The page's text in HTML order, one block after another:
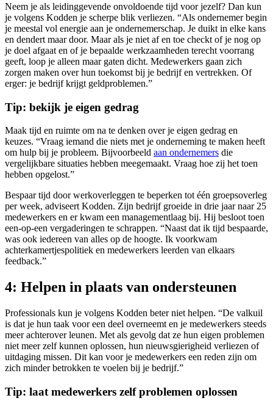
Neem je als leidinggevende onvoldoende tijd voor jezelf? Dan kun
je volgens Kodden je scherpe blik verliezen. “Als ondernemer begin
je meestal vol energie aan je ondernemerschap. Je duikt in elke kans
en dendert maar door. Maar als je niet af en toe checkt of je nog op
je doel afgaat en of je bepaalde werkzaamheden terecht voorrang
geeft, loop je alleen maar gaten dicht. Medewerkers gaan zich
zorgen maken over hun toekomst bij je bedrijf en vertrekken. Of
erger: je bedrijf krijgt geldproblemen.”
Tip: bekijk je eigen gedrag
Maak tijd en ruimte om na te denken over je eigen gedrag en
keuzes. “Vraag iemand die niets met je onderneming te maken heeft
om hulp bij je probleem. Bijvoorbeeld aan ondernemers die
vergelijkbare situaties hebben meegemaakt. Vraag hoe zij het toen
hebben opgelost.”
Bespaar tijd door werkoverleggen te beperken tot één groepsoverleg
per week, adviseert Kodden. Zijn bedrijf groeide in drie jaar naar 25
medewerkers en er kwam een managementlaag bij. Hij besloot toen
een-op-een vergaderingen te schrappen. “Naast dat ik tijd bespaarde,
was ook iedereen van alles op de hoogte. Ik voorkwam
achterkamertjespolitiek en medewerkers leerden van elkaars
feedback.”
4: Helpen in plaats van ondersteunen
Professionals kun je volgens Kodden beter niet helpen. “De valkuil
is dat je hun taak voor een deel overneemt en je medewerkers steeds
meer achterover leunen. Met als gevolg dat ze hun eigen problemen
niet meer zelf kunnen oplossen, hun nieuwsgierigheid verliezen of
uitdaging missen. Dit kan voor je medewerkers een reden zijn om
zich minder betrokken te voelen bij je bedrijf.”
Tip: laat medewerkers zelf problemen oplossen